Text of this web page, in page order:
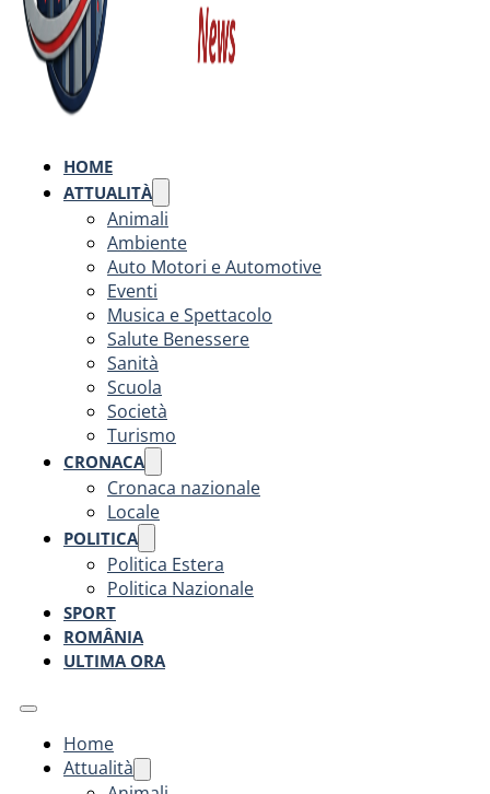
HOME
ATTUALITÀ
Animali
Ambiente
Auto Motori e Automotive
Eventi
Musica e Spettacolo
Salute Benessere
Sanità
Scuola
Società
Turismo
CRONACA
Cronaca nazionale
Locale
POLITICA
Politica Estera
Politica Nazionale
SPORT
ROMÂNIA
ULTIMA ORA
Home
Attualità